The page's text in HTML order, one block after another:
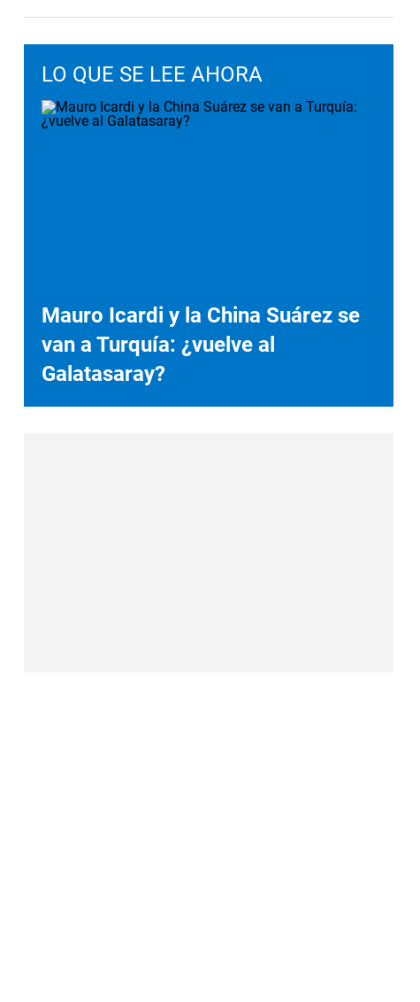
LO QUE SE LEE AHORA
Mauro Icardi y la China Suárez se
van a Turquía: ¿vuelve al
Galatasaray?